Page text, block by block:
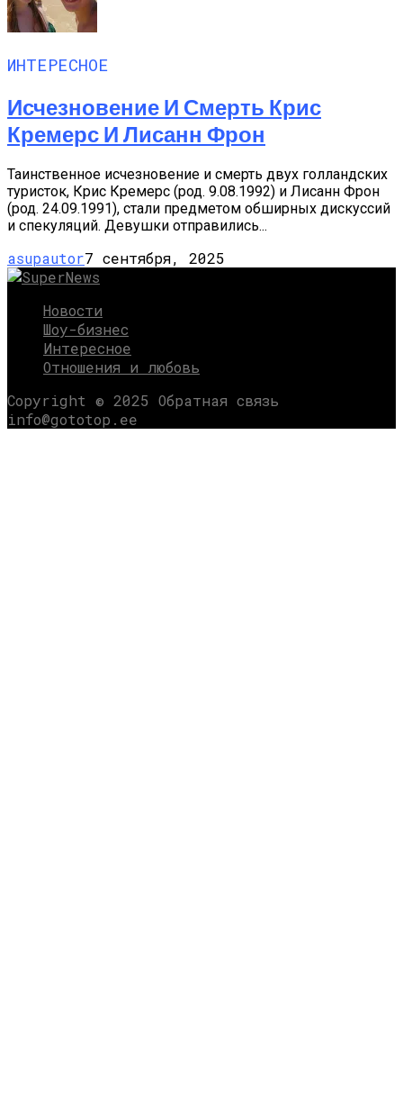
ИНТЕРЕСНОЕ
Исчезновение И Смерть Крис
Кремерс И Лисанн Фрон
Таинственное исчезновение и смерть двух голландских
туристок, Крис Кремерс (род. 9.08.1992) и Лисанн Фрон
(род. 24.09.1991), стали предметом обширных дискуссий
и спекуляций. Девушки отправились...
asupautor7 сентября, 2025
Новости
Шоу-бизнес
Интересное
Отношения и любовь
Copyright © 2025 Обратная связь
info@gototop.ee